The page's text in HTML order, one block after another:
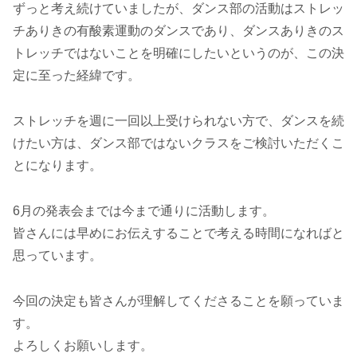
ずっと考え続けていましたが、ダンス部の活動はストレッ
チありきの有酸素運動のダンスであり、ダンスありきのス
トレッチではないことを明確にしたいというのが、この決
定に至った経緯です。
ストレッチを週に一回以上受けられない方で、ダンスを続
けたい方は、ダンス部ではないクラスをご検討いただくこ
とになります。
6月の発表会までは今まで通りに活動します。
皆さんには早めにお伝えすることで考える時間になればと
思っています。
今回の決定も皆さんが理解してくださることを願っていま
す。
よろしくお願いします。